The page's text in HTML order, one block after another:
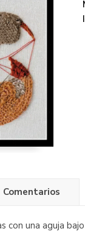
Comentarios
con una aguja